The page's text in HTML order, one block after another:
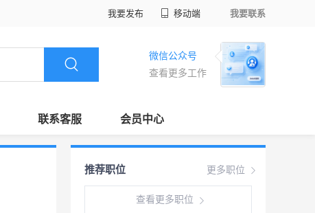
我要发布 移动端 我要联系
微信公众号
查看更多工作
联系客服 会员中心
更多职位
推荐职位
查看更多职位